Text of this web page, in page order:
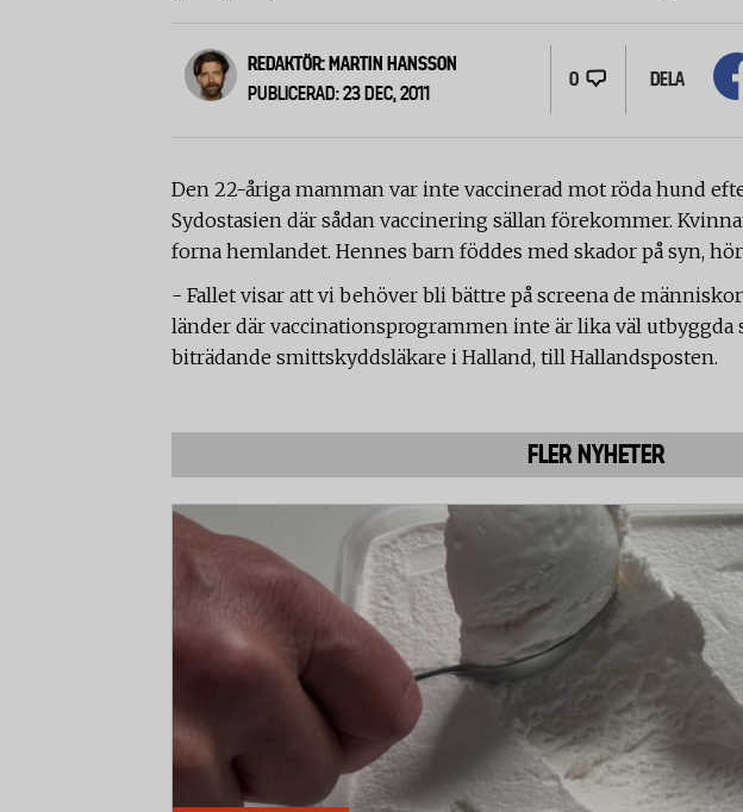
REDAKTÖR: MARTIN HANSSON
PUBLICERAD: 23 DEC, 2011
0 DELA
Den 22-åriga mamman var inte vaccinerad mot röda hund
Sydostasien där sådan vaccinering sällan förekommer.
forna hemlandet. Hennes barn föddes med skador på syn,
- Fallet visar att vi behöver bli bättre på screena de
länder där vaccinationsprogrammen inte är lika väl utbyggda
biträdande smittskyddsläkare i Halland, till Hallandsposten.
FLER NYHETER